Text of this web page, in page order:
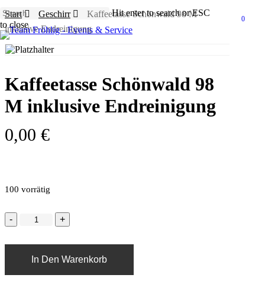
Skip
to
main
content
Hit enter to search or ESC
to close
Close
Search
0
Menu
Start Geschirr
Kaffeetasse Schönwald 98 M
inklusive Endreinigung
Kaffeetasse Schönwald 98
M inklusive Endreinigung
0,00 €
100 vorrätig
In Den Warenkorb